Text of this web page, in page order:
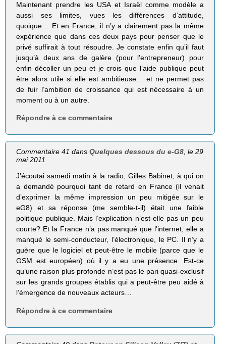
Maintenant prendre les USA et Israël comme modèle a
aussi ses limites, vues les différences d’attitude,
quoique… Et en France, il n’y a clairement pas la même
expérience que dans ces deux pays pour penser que le
privé suffirait à tout résoudre. Je constate enfin qu’il faut
jusqu’à deux ans de galère (pour l’entrepreneur) pour
enfin décoller un peu et je crois que l’aide publique peut
être alors utile si elle est ambitieuse… et ne permet pas
de fuir l’ambition de croissance qui est nécessaire à un
moment ou à un autre.
Répondre à ce commentaire
Commentaire 41 dansQuelques dessous du e-G8, le 29
mai 2011
J’écoutai samedi matin à la radio, Gilles Babinet, à qui on
a demandé pourquoi tant de retard en France (il venait
d’exprimer la même impression un peu mitigée sur le
eG8) et sa réponse (me semble-t-il) était une faible
politique publique. Mais l’explication n’est-elle pas un peu
courte? Et la France n’a pas manqué que l’internet, elle a
manqué le semi-conducteur, l’électronique, le PC. Il n’y a
guère que le logiciel et peut-être le mobile (parce que le
GSM est européen) où il y a eu une présence. Est-ce
qu’une raison plus profonde n’est pas le pari quasi-exclusif
sur les grands groupes établis qui a peut-être peu aidé à
l’émergence de nouveaux acteurs…
Répondre à ce commentaire